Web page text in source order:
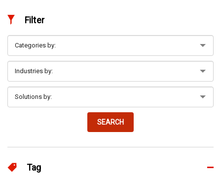
Filter
SEARCH
Tag